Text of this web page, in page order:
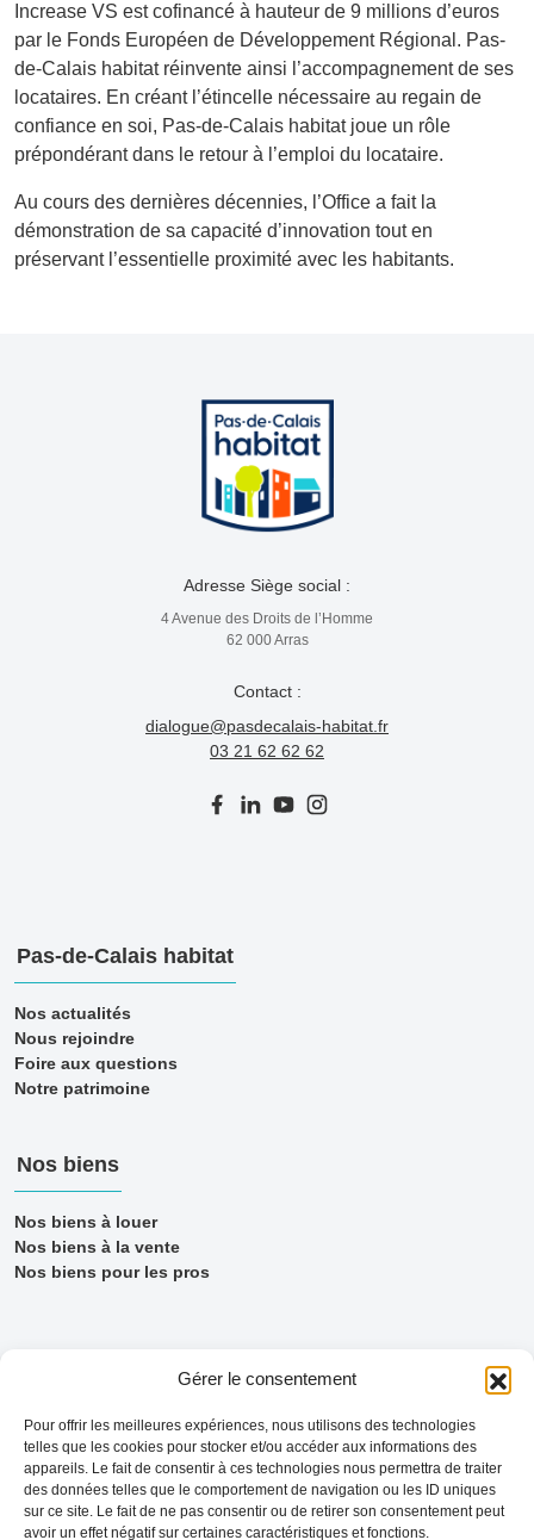
Gérer le consentement
Pour offrir les meilleures expériences, nous utilisons des technologies
telles que les cookies pour stocker et/ou accéder aux informations des
appareils. Le fait de consentir à ces technologies nous permettra de traiter
des données telles que le comportement de navigation ou les ID uniques
sur ce site. Le fait de ne pas consentir ou de retirer son consentement peut
avoir un effet négatif sur certaines caractéristiques et fonctions.
Increase VS est cofinancé à hauteur de 9 millions d’euros
par le Fonds Européen de Développement Régional. Pas-
de-Calais habitat réinvente ainsi l’accompagnement de ses
locataires. En créant l’étincelle nécessaire au regain de
confiance en soi, Pas-de-Calais habitat joue un rôle
prépondérant dans le retour à l’emploi du locataire.
Au cours des dernières décennies, l’Office a fait la
démonstration de sa capacité d’innovation tout en
préservant l’essentielle proximité avec les habitants.
Adresse Siège social :
4 Avenue des Droits de l’Homme
62 000 Arras
Contact :
dialogue@pasdecalais-habitat.fr
03 21 62 62 62
Pas-de-Calais habitat
Nos actualités
Nous rejoindre
Foire aux questions
Notre patrimoine
Nos biens
Nos biens à louer
Nos biens à la vente
Nos biens pour les pros